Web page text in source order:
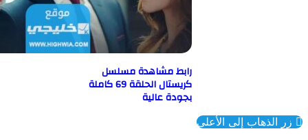
رابط مشاهدة مسلسل
كريستال الحلقة 69 كاملة
بجودة عالية
إلى الأعلى